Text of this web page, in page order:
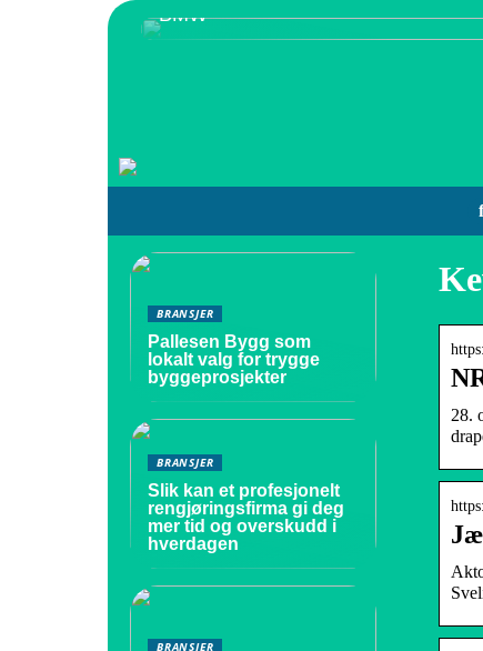
BMW
28.
BRANSJER
Pallesen Bygg som
lokalt valg for trygge
byggeprosjekter
BRANSJER
Slik kan et profesjonelt
rengjøringsfirma gi deg
mer tid og overskudd i
hverdagen
BRANSJER